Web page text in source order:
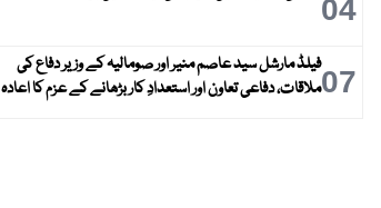
04
07فیلڈ مارشل سید عاصم منیر اور صومالیہ کے وزیر دفاع کی
ملاقات، دفاعی تعاون اور استعدادِ کار بڑھانے کے عزم کا اعادہ